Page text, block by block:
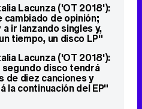
Lacunza ('OT 2018'):
cambiado de opinión;
a ir lanzando singles y,
tiempo, un disco LP"
Lacunza ('OT 2018'):
segundo disco tendrá
de diez canciones y
la continuación del EP"